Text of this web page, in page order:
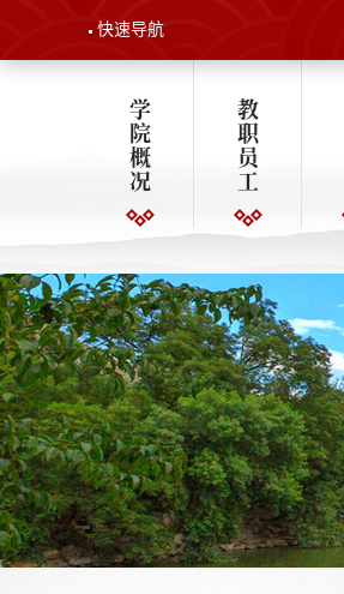
快速导航
学
院
概
况
教
职
员
工